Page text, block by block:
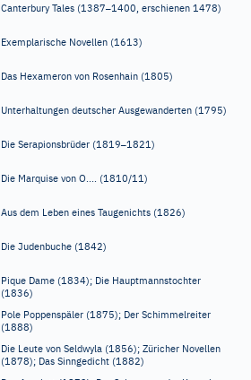
Canterbury Tales (1387–1400, erschienen 1478)
Exemplarische Novellen (1613)
Das Hexameron von Rosenhain (1805)
Unterhaltungen deutscher Ausgewanderten (1795)
Die Serapionsbrüder (1819–1821)
Die Marquise von O.... (1810/11)
Aus dem Leben eines Taugenichts (1826)
Die Judenbuche (1842)
Pique Dame (1834); Die Hauptmannstochter
(1836)
Pole Poppenspäler (1875); Der Schimmelreiter
(1888)
Die Leute von Seldwyla (1856); Züricher Novellen
(1878); Das Sinngedicht (1882)